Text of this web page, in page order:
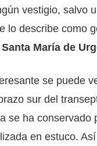
vestigio, salvo
lo describe como
María de
se puede
sur del
se ha conservado
en estuco.